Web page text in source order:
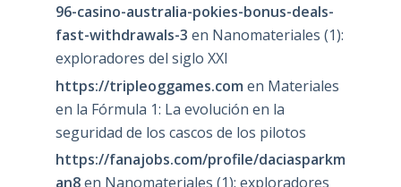
96-casino-australia-pokies-bonus-deals-
fast-withdrawals-3 en Nanomateriales (1):
exploradores del siglo XXI
https://tripleoggames.com en Materiales
en la Fórmula 1: La evolución en la
seguridad de los cascos de los pilotos
https://fanajobs.com/profile/daciasparkm
an8en Nanomateriales (1): exploradores